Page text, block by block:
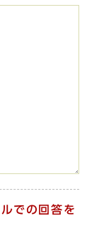
での回答を